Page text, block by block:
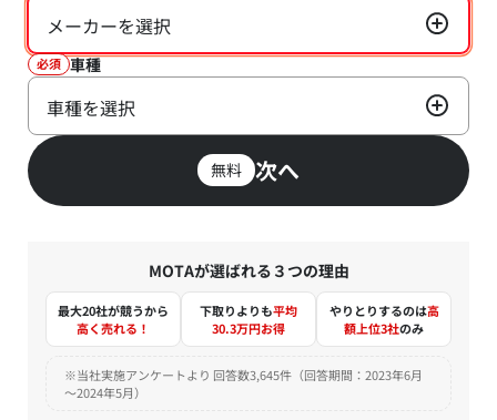
メーカーを選択
必須 車種
車種を選択
無料 次へ
MOTAが選ばれる３つの理由
最大20社が競うから
高く売れる！
下取りよりも平均
30.3万円お得
やりとりするのは高
額上位3社のみ
※当社実施アンケートより 回答数3,645件（回答期間：2023年6月
～2024年5月）